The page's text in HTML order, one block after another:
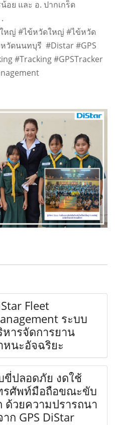
อย และ อ. ปากเกร็ด
.
หญ่ #ไข้หวัดใหญ่ #ไข้หวัด
วัดนนทบุรี #Distar #GPS
#Tracking #GPSTracker
Fleet
ระบบ
หารจัดการยาน
หนะอัจฉริยะ
ขี่ปลอดภัย งดใช้
รศัพท์มือถือขณะขับ
ด้วยความปรารถนา
ก GPS DiStar